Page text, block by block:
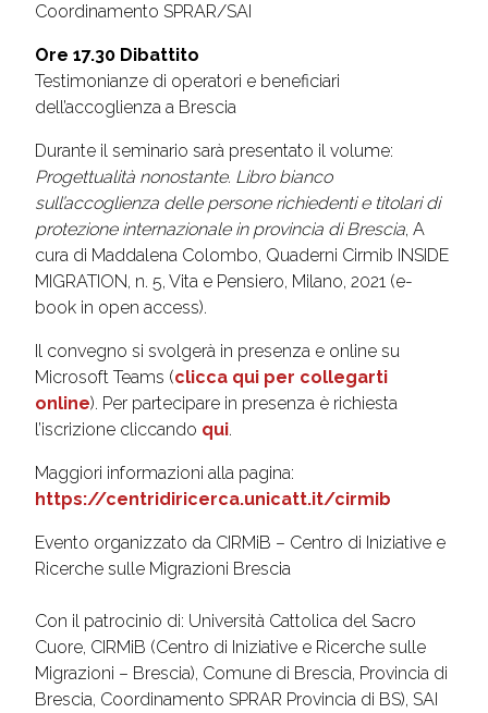
Coordinamento SPRAR/SAI
Ore 17.30 Dibattito
Testimonianze di operatori e beneficiari
dell’accoglienza a Brescia
Durante il seminario sarà presentato il volume:
Progettualità nonostante. Libro bianco
sull’accoglienza delle persone richiedenti e titolari di
protezione internazionale in provincia di Brescia, A
cura di Maddalena Colombo, Quaderni Cirmib INSIDE
MIGRATION, n. 5, Vita e Pensiero, Milano, 2021 (e-
book in open access).
Il convegno si svolgerà in presenza e online su
Microsoft Teams (clicca qui per collegarti
online). Per partecipare in presenza è richiesta
l’iscrizione cliccando qui.
Maggiori informazioni alla pagina:
https://centridiricerca.unicatt.it/cirmib
Evento organizzato da CIRMiB – Centro di Iniziative e
Ricerche sulle Migrazioni Brescia
Con il patrocinio di: Università Cattolica del Sacro
Cuore, CIRMiB (Centro di Iniziative e Ricerche sulle
Migrazioni – Brescia), Comune di Brescia, Provincia di
Brescia, Coordinamento SPRAR Provincia di BS), SAI